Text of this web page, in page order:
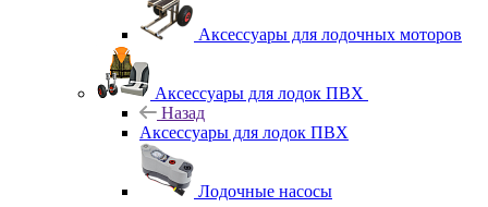
Аксессуары для лодочных моторов
Аксессуары для лодок ПВХ
Назад
Аксессуары для лодок ПВХ
Лодочные насосы